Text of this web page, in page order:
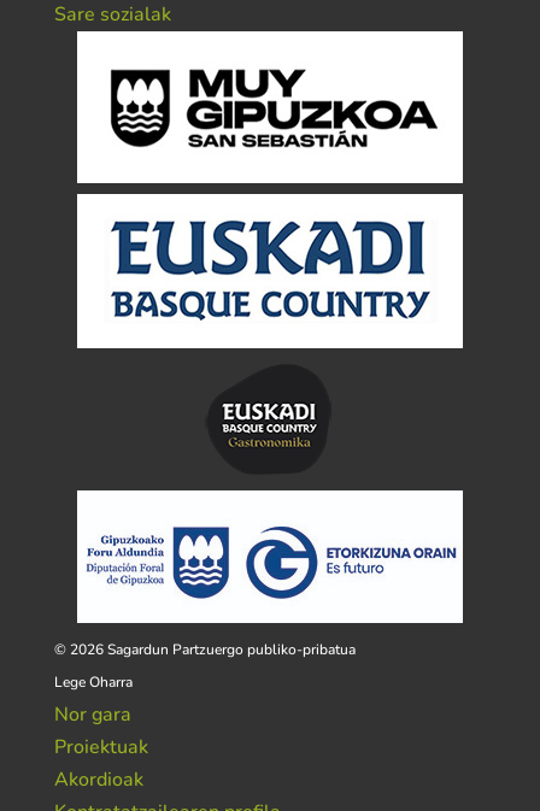
Sare sozialak
© 2026 Sagardun Partzuergo publiko-pribatua
Lege Oharra
Nor gara
Proiektuak
Akordioak